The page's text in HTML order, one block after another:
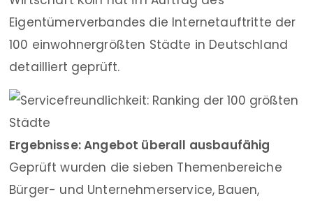
Eigentümerverbandes die Internetauftritte der
100 einwohnergrößten Städte in Deutschland
detailliert geprüft.
Ergebnisse: Angebot überall ausbaufähig
Geprüft wurden die sieben Themenbereiche
Bürger- und Unternehmerservice, Bauen,